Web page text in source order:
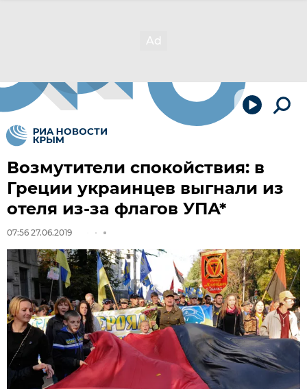
Возмутители спокойствия: в
Греции украинцев выгнали из
отеля из-за флагов УПА*
07:56 27.06.2019